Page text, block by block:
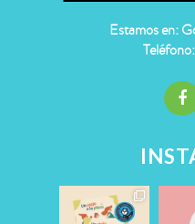
Estamos en: